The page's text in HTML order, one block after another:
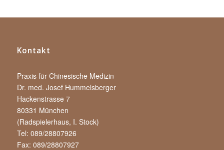
Kontakt
Praxis für Chinesische Medizin
Dr. med. Josef Hummelsberger
Hackenstrasse 7
80331 München
(Radspielerhaus, I. Stock)
Tel: 089/28807926
Fax: 089/28807927